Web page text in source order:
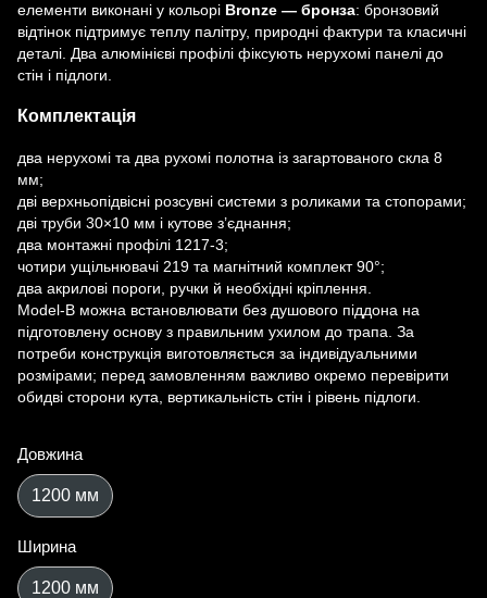
елементи виконані у кольорі Bronze — бронза: бронзовий
відтінок підтримує теплу палітру, природні фактури та класичні
деталі. Два алюмінієві профілі фіксують нерухомі панелі до
стін і підлоги.
Комплектація
два нерухомі та два рухомі полотна із загартованого скла 8
мм;
дві верхньопідвісні розсувні системи з роликами та стопорами;
дві труби 30×10 мм і кутове з’єднання;
два монтажні профілі 1217-3;
чотири ущільнювачі 219 та магнітний комплект 90°;
два акрилові пороги, ручки й необхідні кріплення.
Model-B можна встановлювати без душового піддона на
підготовлену основу з правильним ухилом до трапа. За
потреби конструкція виготовляється за індивідуальними
розмірами; перед замовленням важливо окремо перевірити
обидві сторони кута, вертикальність стін і рівень підлоги.
Довжина
1200 мм
Ширина
1200 мм